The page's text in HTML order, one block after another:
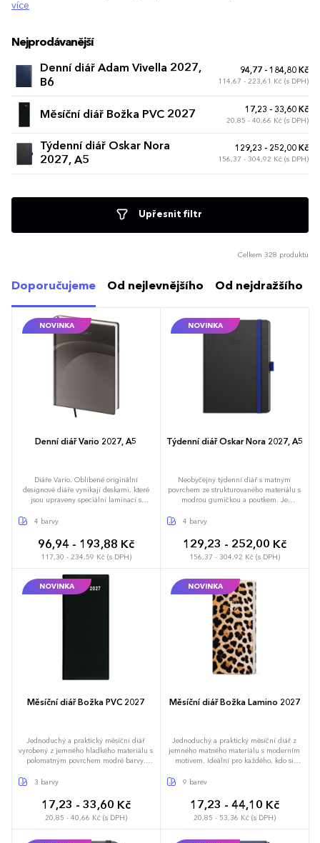
stylové, mohou skvěle sloužit i jako dárek pro vaše obchodní
více
Nejprodávanější
Denní diář Adam Vivella 2027,
B6
94,77 - 184,80 Kč
114,67 - 223,61 Kč (s DPH)
Měsíční diář Božka PVC 2027 17,23 - 33,60 Kč
20,85 - 40,66 Kč (s DPH)
Týdenní diář Oskar Nora
2027, A5
129,23 - 252,00 Kč
156,37 - 304,92 Kč (s DPH)
Upřesnit filtr
Celkem 328 produktů
Doporučujeme Od nejlevnějšího Od nejdražšího
NOVINKA
Denní diář Vario 2027, A5
Diáře Vario. Oblíbené originální
designové diáře vynikají deskami, které
jsou upraveny speciální laminací s
příjemné na dotek. Doporučujeme
údaje, plánovač dovolené (měsíční
přehled), plánovací kalendář, telefonní
předvolby, státní svátky České a Slovenské
výhled, denní layout, adresář, mapa
Evropy a České a Slovenské republiky
4 barvy
96,94 - 193,88 Kč
117,30 - 234,59 Kč (s DPH)
NOVINKA
Týdenní diář Oskar Nora 2027, A5
Neobyčejný týdenní diář s matným
povrchem ze strukturovaného materiálu s
modrou gumičkou a poutkem. Je
pro poznámky a plánování.
4 barvy
129,23 - 252,00 Kč
156,37 - 304,92 Kč (s DPH)
NOVINKA
Měsíční diář Božka PVC 2027
Jednoduchý a praktický měsíční diář
vyrobený z jemného hladkého materiálu s
polomatným povrchem modré barvy.
3 barvy
17,23 - 33,60 Kč
20,85 - 40,66 Kč (s DPH)
NOVINKA
Měsíční diář Božka Lamino 2027
Jednoduchý a praktický měsíční diář z
jemného matného materiálu s moderním
motivem. Ideální pro každého, kdo si
9 barev
17,23 - 44,10 Kč
20,85 - 53,36 Kč (s DPH)